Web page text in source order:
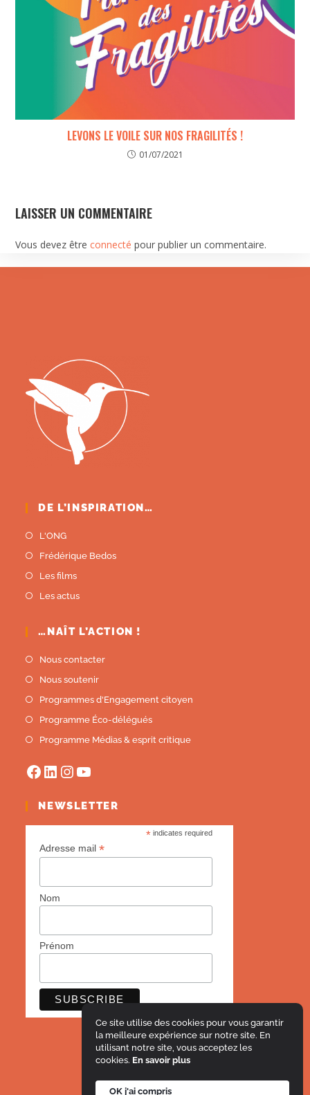
LEVONS LE VOILE SUR NOS FRAGILITÉS !
01/07/2021
LAISSER UN COMMENTAIRE
Vous devez êtreconnecté pour publier un commentaire.
Ce site utilise des cookies pour vous garantir
la meilleure expérience sur notre site. En
utilisant notre site, vous acceptez les
cookies. En savoir plus
OK j'ai compris
DE L’INSPIRATION…
L'ONG
Frédérique Bedos
Les films
Les actus
…NAÎT L’ACTION !
Nous contacter
Nous soutenir
Programmes d'Engagement citoyen
Programme Éco-délégués
Programme Médias & esprit critique
NEWSLETTER
* indicates required
Adresse mail*
Nom
Prénom